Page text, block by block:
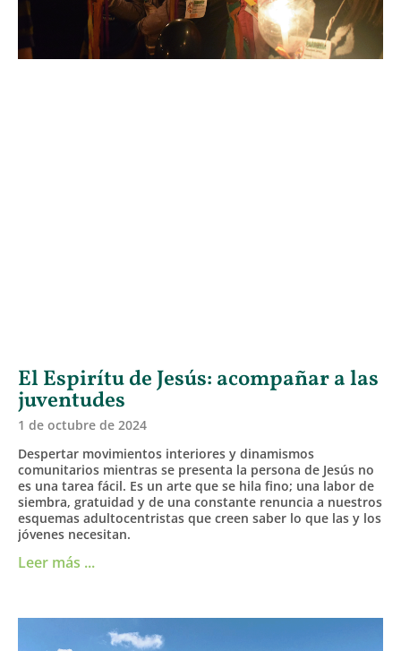
El Espirítu de Jesús: acompañar a las
juventudes
1 de octubre de 2024
Despertar movimientos interiores y dinamismos
comunitarios mientras se presenta la persona de Jesús no
es una tarea fácil. Es un arte que se hila fino; una labor de
siembra, gratuidad y de una constante renuncia a nuestros
esquemas adultocentristas que creen saber lo que las y los
jóvenes necesitan.
Leer más ...